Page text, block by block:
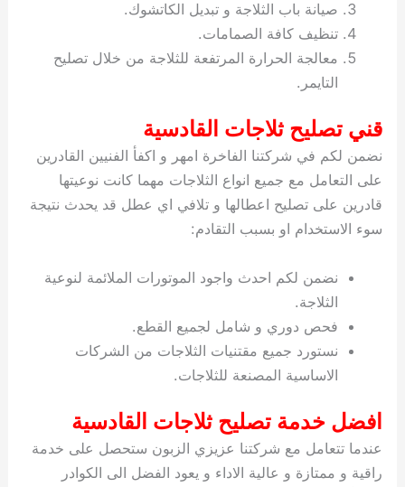
صيانة باب الثلاجة و تبديل الكاتشوك.
تنظيف كافة الصمامات.
معالجة الحرارة المرتفعة للثلاجة من خلال تصليح
التايمر.
قني تصليح ثلاجات القادسية
نضمن لكم في شركتنا الفاخرة امهر و اكفأ الفنيين القادرين
على التعامل مع جميع انواع الثلاجات مهما كانت نوعيتها
قادرين على تصليح اعطالها و تلافي اي عطل قد يحدث نتيجة
سوء الاستخدام او بسبب التقادم:
نضمن لكم احدث واجود الموتورات الملائمة لنوعية
الثلاجة.
فحص دوري و شامل لجميع القطع.
نستورد جميع مقتنيات الثلاجات من الشركات
الاساسية المصنعة للثلاجات.
افضل خدمة تصليح ثلاجات القادسية
عندما تتعامل مع شركتنا عزيزي الزبون ستحصل على خدمة
راقية و ممتازة و عالية الاداء و يعود الفضل الى الكوادر